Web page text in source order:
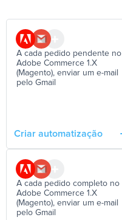
A cada pedido pendente no
Adobe Commerce 1.X
(Magento), enviar um e-mail
pelo Gmail
Criar automatização
A cada pedido completo no
Adobe Commerce 1.X
(Magento), enviar um e-mail
pelo Gmail